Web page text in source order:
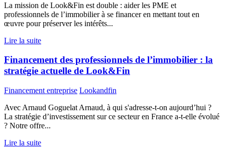
La mission de Look&Fin est double : aider les PME et
professionnels de l’immobilier à se financer en mettant tout en
œuvre pour préserver les intérêts...
Lire la suite
Financement des professionnels de l’immobilier : la
stratégie actuelle de Look&Fin
Financement entreprise Lookandfin
Avec Arnaud Goguelat Arnaud, à qui s'adresse-t-on aujourd’hui ?
La stratégie d’investissement sur ce secteur en France a-t-elle évolué
? Notre offre...
Lire la suite